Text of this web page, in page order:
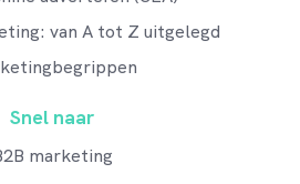
van A tot Z uitgelegd
Snel naar
marketing